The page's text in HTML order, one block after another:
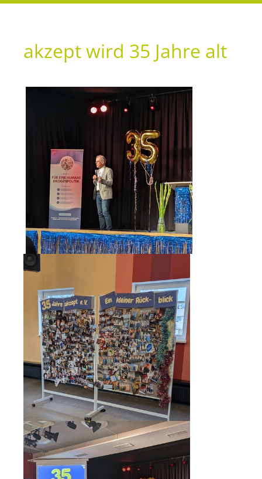
akzept wird 35 Jahre alt